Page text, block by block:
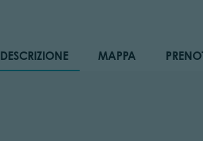
DESCRIZIONE MAPPA